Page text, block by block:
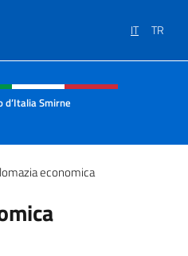
IT TR
social e menù
d’Italia Smirne
economica